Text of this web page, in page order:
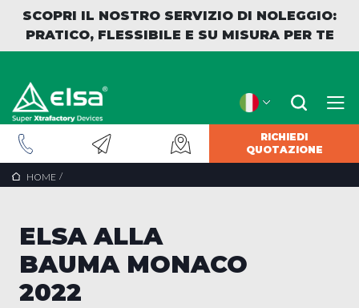
SCOPRI IL NOSTRO SERVIZIO DI NOLEGGIO:
PRATICO, FLESSIBILE E SU MISURA PER TE
RICHIEDI
QUOTAZIONE
HOME /INDIETRO
ELSA ALLA
BAUMA MONACO
2022